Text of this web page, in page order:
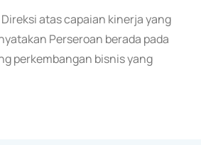
atas capaian kinerja yang
Perseroan berada pada
perkembangan bisnis yang